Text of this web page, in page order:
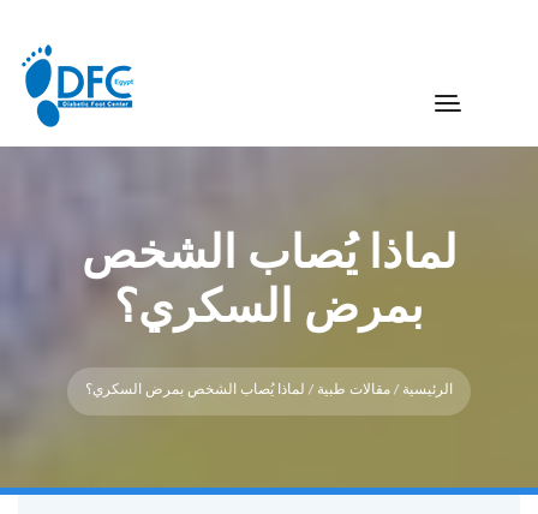
لماذا يُصاب الشخص
بمرض السكري؟
الرئيسية / مقالات طبية / لماذا يُصاب الشخص بمرض السكري؟